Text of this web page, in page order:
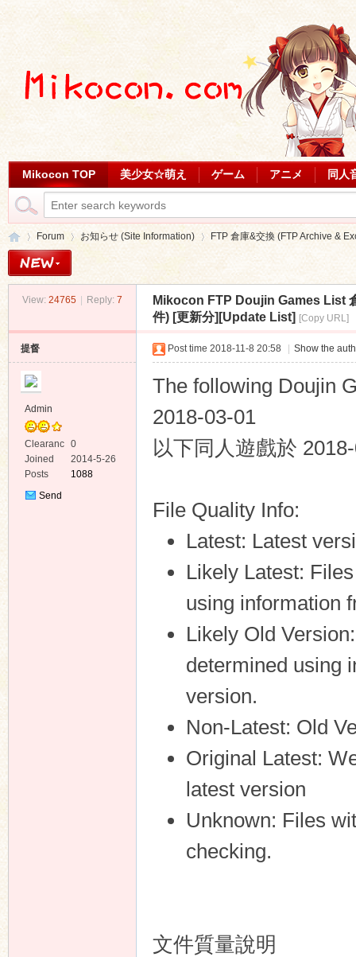
Mikocon TOP 美少女☆萌え ゲーム アニメ 同人
»
Forum
›
お知らせ (Site Information)
›
FTP 倉庫&交換 (FTP Archive &
View: 24765 Reply: 7
Mikocon FTP Doujin Games List
件) [更新分][Update List] [Copy URL]
提督
Admin
Clearanc
e
0
Joined
2014-5-26
Posts
1088
Send
Post time 2018-11-8 20:58 Show the
The following Doujin
2018-03-01
以下同人遊戲於
File Quality Info:
Latest: Latest
Likely Latest:
using information
Likely Old
determined using
version.
Non-Latest: Old
Original Latest:
latest version
Unknown: Files
checking.
文件質量說明